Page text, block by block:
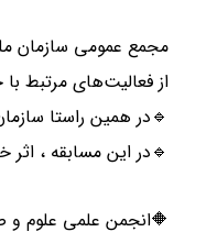
از فعالیت‌های مرتبط
🔹در همین راستا
🔹در این مسابقه ،
🔶انجمن علمی علوم و